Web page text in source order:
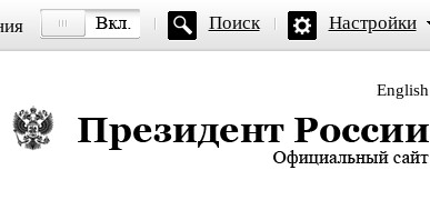
Поиск Настройки
English
Президент России — официальный сайт